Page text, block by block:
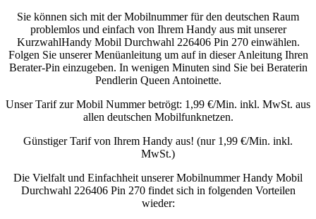
Sie können sich mit der Mobilnummer für den deutschen Raum
problemlos und einfach von Ihrem Handy aus mit unserer
KurzwahlHandy Mobil Durchwahl 226406 Pin 270 einwählen.
Folgen Sie unserer Menüanleitung um auf in dieser Anleitung Ihren
Berater-Pin einzugeben. In wenigen Minuten sind Sie bei Beraterin
Pendlerin Queen Antoinette.
Unser Tarif zur Mobil Nummer betrögt: 1,99 €/Min. inkl. MwSt. aus
allen deutschen Mobilfunknetzen.
Günstiger Tarif von Ihrem Handy aus! (nur 1,99 €/Min. inkl.
MwSt.)
Die Vielfalt und Einfachheit unserer Mobilnummer Handy Mobil
Durchwahl 226406 Pin 270 findet sich in folgenden Vorteilen
wieder: